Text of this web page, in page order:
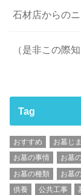
石材店からの
（是非この際
Tag
おすすめ お墓じ
お墓の事情
お墓
お墓の種類
お墓
供養
公共工事